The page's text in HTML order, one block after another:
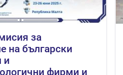
за
на български
и
фирми и